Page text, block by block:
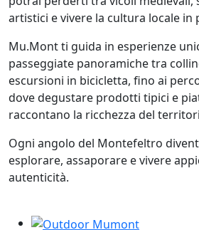
artistici e vivere la cultura locale in
Mu.Mont ti guida in esperienze
passeggiate panoramiche tra
escursioni in bicicletta, fino ai
dove degustare prodotti tipici e
raccontano la ricchezza del
Ogni angolo del Montefeltro
esplorare, assaporare e vivere
autenticità.